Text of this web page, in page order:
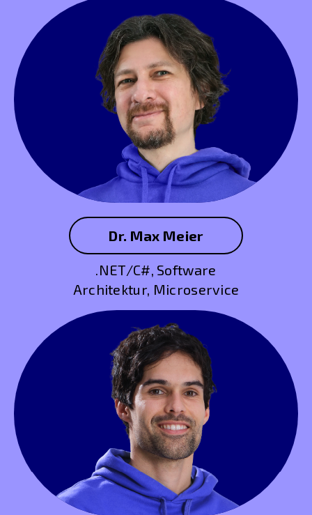
Dr. Max Meier
.NET/C#, Software
Architektur, Microservice